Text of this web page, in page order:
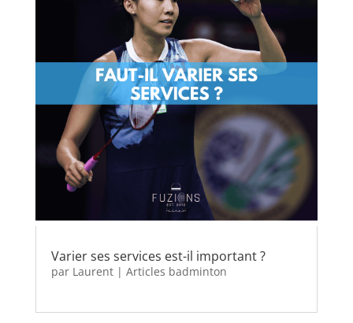
Varier ses services est-il important ?
par Laurent| Articles badminton